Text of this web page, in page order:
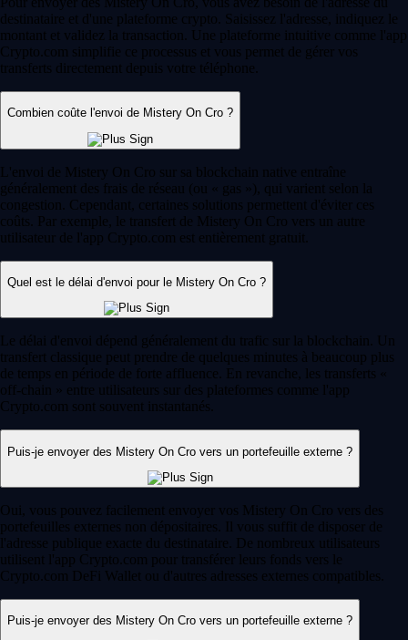
destinataire et d'une plateforme crypto. Saisissez l'adresse, indiquez le
montant et validez la transaction. Une plateforme intuitive comme l'app
Crypto.com simplifie ce processus et vous permet de gérer vos
transferts directement depuis votre téléphone.
Combien coûte l'envoi de Mistery On Cro ?
L'envoi de Mistery On Cro sur sa blockchain native entraîne
généralement des frais de réseau (ou « gas »), qui varient selon la
congestion. Cependant, certaines solutions permettent d'éviter ces
coûts. Par exemple, le transfert de Mistery On Cro vers un autre
utilisateur de l'app Crypto.com est entièrement gratuit.
Quel est le délai d'envoi pour le Mistery On Cro ?
Le délai d'envoi dépend généralement du trafic sur la blockchain. Un
transfert classique peut prendre de quelques minutes à beaucoup plus
de temps en période de forte affluence. En revanche, les transferts «
off-chain » entre utilisateurs sur des plateformes comme l'app
Crypto.com sont souvent instantanés.
Puis-je envoyer des Mistery On Cro vers un portefeuille externe ?
Oui, vous pouvez facilement envoyer vos Mistery On Cro vers des
portefeuilles externes non dépositaires. Il vous suffit de disposer de
l'adresse publique exacte du destinataire. De nombreux utilisateurs
utilisent l'app Crypto.com pour transférer leurs fonds vers le
Crypto.com DeFi Wallet ou d'autres adresses externes compatibles.
Puis-je envoyer des Mistery On Cro vers un portefeuille externe ?